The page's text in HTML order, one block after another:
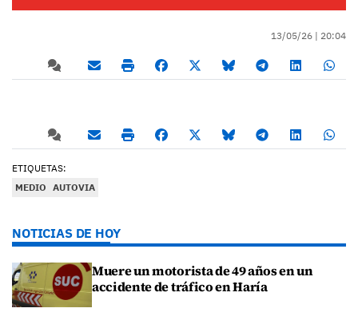
13/05/26 | 20:04
ETIQUETAS:
MEDIO AUTOVIA
NOTICIAS DE HOY
Muere un motorista de 49 años en un
accidente de tráfico en Haría